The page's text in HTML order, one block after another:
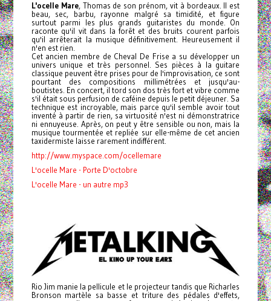
L'ocelle Mare, Thomas de son prénom, vit à bordeaux. Il est
beau, sec, barbu, rayonne malgré sa timidité, et figure
surtout parmi les plus grands guitaristes du monde. On
raconte qu'il vit dans la forêt et des bruits courent parfois
qu'il arrêterait la musique définitivement. Heureusement il
n'en est rien.
Cet ancien membre de Cheval De Frise a su développer un
univers unique et très personnel. Ses pièces à la guitare
classique peuvent être prises pour de l'improvisation, ce sont
pourtant des compositions millimétrées et jusqu'au-
boutistes. En concert, il tord son dos très fort et vibre comme
s'il était sous perfusion de caféine depuis le petit déjeuner. Sa
technique est incroyable, mais parce qu'il semble avoir tout
inventé à partir de rien, sa virtuosité n'est ni démonstratrice
ni ennuyeuse. Après, on peut y être sensible ou non, mais la
musique tourmentée et repliée sur elle-même de cet ancien
taxidermiste laisse rarement indifférent.
http://www.myspace.com/ocellemare
L'ocelle Mare - Porte D'octobre
L'ocelle Mare - un autre mp3
Rio Jim manie la pellicule et le projecteur tandis que Richarles
Bronson martèle sa basse et triture des pédales d'effets,